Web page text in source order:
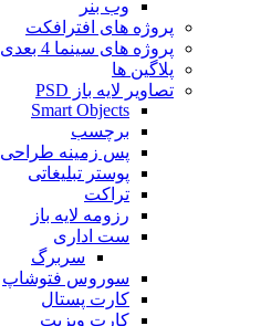
وب بنر
پروژه های افترافکت
پروژه های سینما 4 بعدی
پلاگین ها
تصاویر لایه باز PSD
Smart Objects
برچسب
پس زمینه طراحی
پوستر تبلیغاتی
تراکت
رزومه لایه باز
ست اداری
سربرگ
سوروس فتوشاپ
کارت پستال
کارت ویزیت